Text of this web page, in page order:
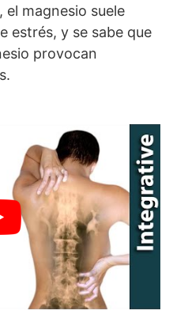
el magnesio suele
estrés, y se sabe que
provocan